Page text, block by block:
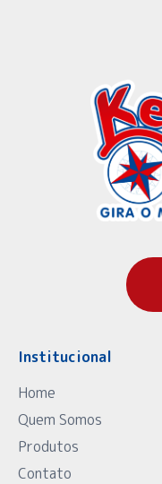
Institucional
Home
Quem Somos
Produtos
Contato